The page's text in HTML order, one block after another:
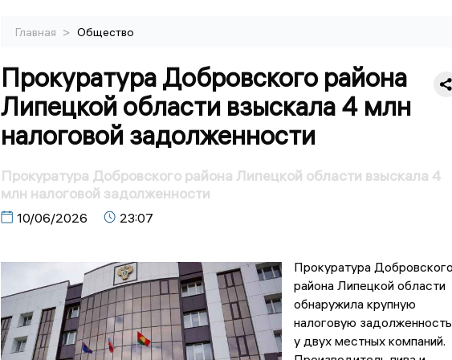
Главная > Общество
Прокуратура Добровского района
Липецкой области взыскала 4 млн
налоговой задолженности
Прокуратура Добровского района Липецкой области взыскала 4
млн налоговой задолженности
10/06/2026 23:07
Прокуратура
района Липецкой области
обнаружила крупную
налоговую задолженность
у двух местных компаний.